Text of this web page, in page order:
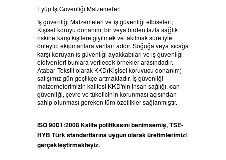
Eyüp İş Güvenliği Malzemeleri
İş güvenliği Malzemeleri ve iş güvenliği elbiseleri;
Kişisel koruyu donanım, bir veya birden fazla sağlık
riskine karşı kişilere giyilmek ve takılmak suretiyle
önleyici ekipmanlara verilan addır. Soğuğa veya sıcağa
karşı koruyan iş güvenliği ayakkabıları ve iş güvenliği
eldivenleri bunlara verilecek örnekler arasındadır.
Atabar Tekstil olarak KKD(Kişisel koruyucu donanım)
satışımız gün geçtikçe artmaktadır. İş güvenliği
malzemelerimizin kalitesi KKD'nin insan sağlığı, can
güvenliği, çevre ve tüketicinin korunması açısından
sahip olunması gereken tüm özellikler sağlanmıştır.
ISO 9001:2008 Kalite politikasını benimsemiş, TSE-
HYB Türk standartlarına uygun olarak üretimlerimizi
gerçekleştirmekteyiz.